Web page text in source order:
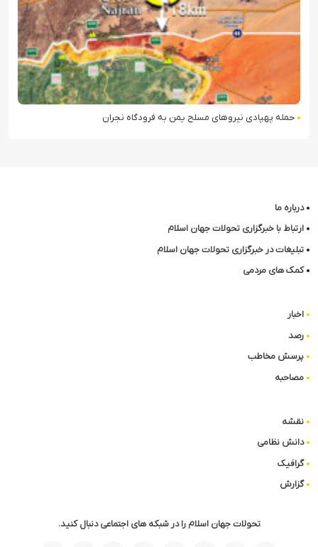
حمله پهپادی نیروهای مسلح یمن به فرودگاه نجران
درباره ما
ارتباط با خبرگزاری تحولات جهان اسلام
تبلیغات در خبرگزاری تحولات جهان اسلام
کمک های مردمی
اخبار
رصد
پرسش مخاطب
مصاحبه
نقشه
دانش نظامی
گرافیک
گزارش
تحولات جهان اسلام را در شبکه های اجتماعی دنبال کنید.